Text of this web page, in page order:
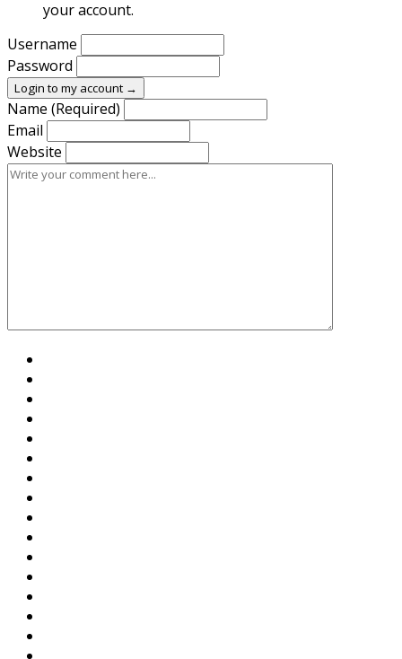
your account.
Username
Password
Login to my account →
Name (Required)
Email
Website